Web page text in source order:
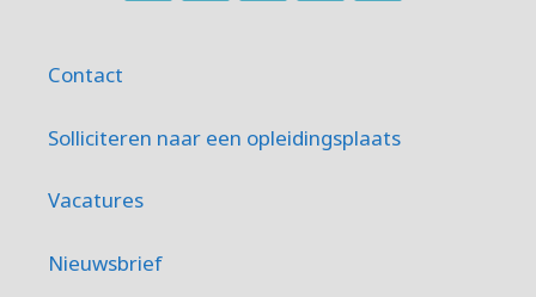
Contact
Solliciteren naar een opleidingsplaats
Vacatures
Nieuwsbrief